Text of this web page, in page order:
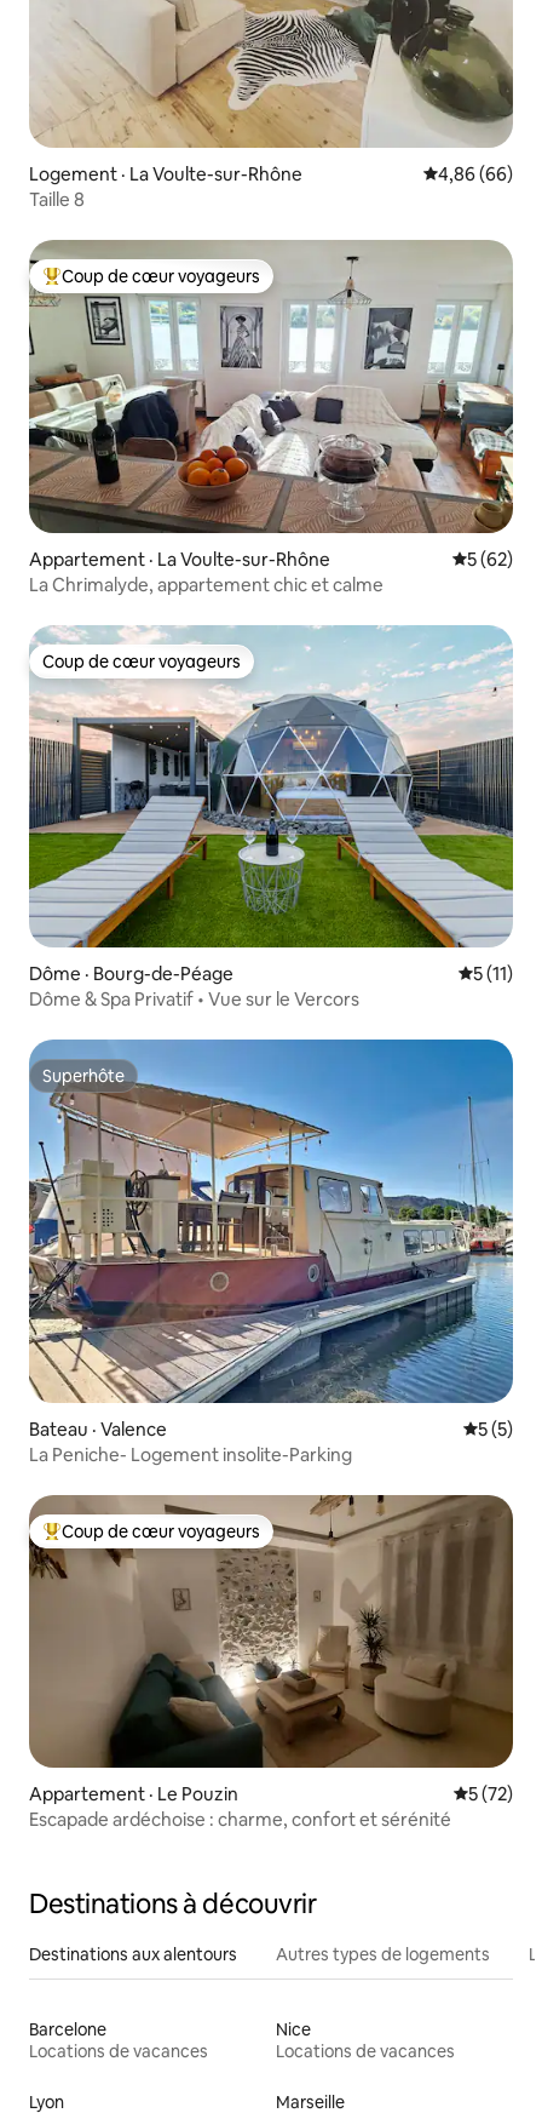
Logement · La Voulte-sur-Rhône Note
4,86 (66)
Taille 8
Coup de cœur voyageurs parmi les plus aimés
Coup de cœur voyageurs
Appartement · La Voulte-sur-Rhône Note
5 (62)
La Chrimalyde, appartement chic et calme
Coup de cœur voyageurs
Coup de cœur voyageurs
Dôme · Bourg-de-Péage Note
5 (11)
Dôme & Spa Privatif • Vue sur le Vercors
Superhôte
Superhôte
Bateau · Valence Note
5 (5)
La Peniche- Logement insolite-Parking
Coup de cœur voyageurs parmi les plus aimés
Coup de cœur voyageurs
Appartement · Le Pouzin Note
5 (72)
Escapade ardéchoise : charme, confort et sérénité
Destinations à découvrir
Destinations aux alentours Autres types de logements
Barcelone
Locations de vacances
Nice
Locations de vacances
Lyon Marseille